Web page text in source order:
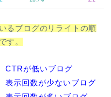
るブログのリライトの順
す。
CTRが低いブログ
表示回数が少ないブログ